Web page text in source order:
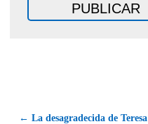
← La desagradecida de Teresa